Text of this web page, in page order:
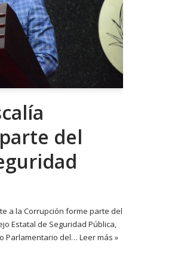
del
a la Corrupción forme parte del
Estatal de Seguridad Pública,
Parlamentario del… Leer más »